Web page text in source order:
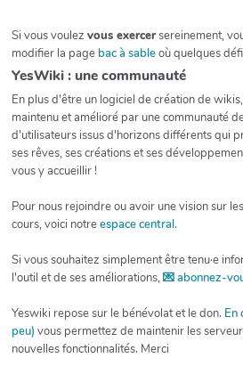
Si vous voulez vous exercersereinement,
modifier la page bac à sableoù quelques
YesWiki : une communauté
En plus d'être un logiciel de création de
maintenu et amélioré par une communauté
d'utilisateurs issus d'horizons différents qui
ses rêves, ses créations et ses
vous y accueillir !
Pour nous rejoindre ou avoir une vision sur
cours, voici notreespace central.
Si vous souhaitez simplement être tenu·e
l'outil et de ses améliorations, 💌 abonnez-
Yeswiki repose sur le bénévolat et le don. En
peu) vous permettez de maintenir les
nouvelles fonctionnalités. Merci